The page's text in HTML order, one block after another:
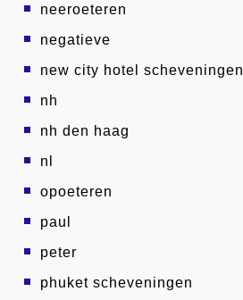
neeroeteren
negatieve
new city hotel scheveningen
nh
nh den haag
nl
opoeteren
paul
peter
phuket scheveningen